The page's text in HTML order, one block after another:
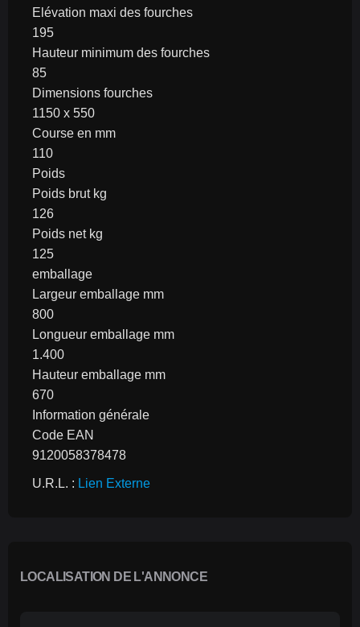
Elévation maxi des fourches
195
Hauteur minimum des fourches
85
Dimensions fourches
1150 x 550
Course en mm
110
Poids
Poids brut kg
126
Poids net kg
125
emballage
Largeur emballage mm
800
Longueur emballage mm
1.400
Hauteur emballage mm
670
Information générale
Code EAN
9120058378478
U.R.L. : Lien Externe
LOCALISATION DE L'ANNONCE